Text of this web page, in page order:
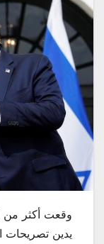
يدين تصريحات